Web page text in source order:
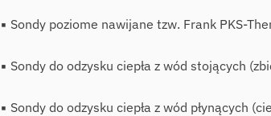
▪ Sondy poziome nawijane tzw. Frank PKS-
▪ Sondy do odzysku ciepła z wód stojących
▪ Sondy do odzysku ciepła z wód płynących